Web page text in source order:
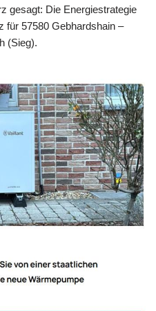
gesagt: Die Energiestrategie
für 57580 Gebhardshain –
(Sieg).